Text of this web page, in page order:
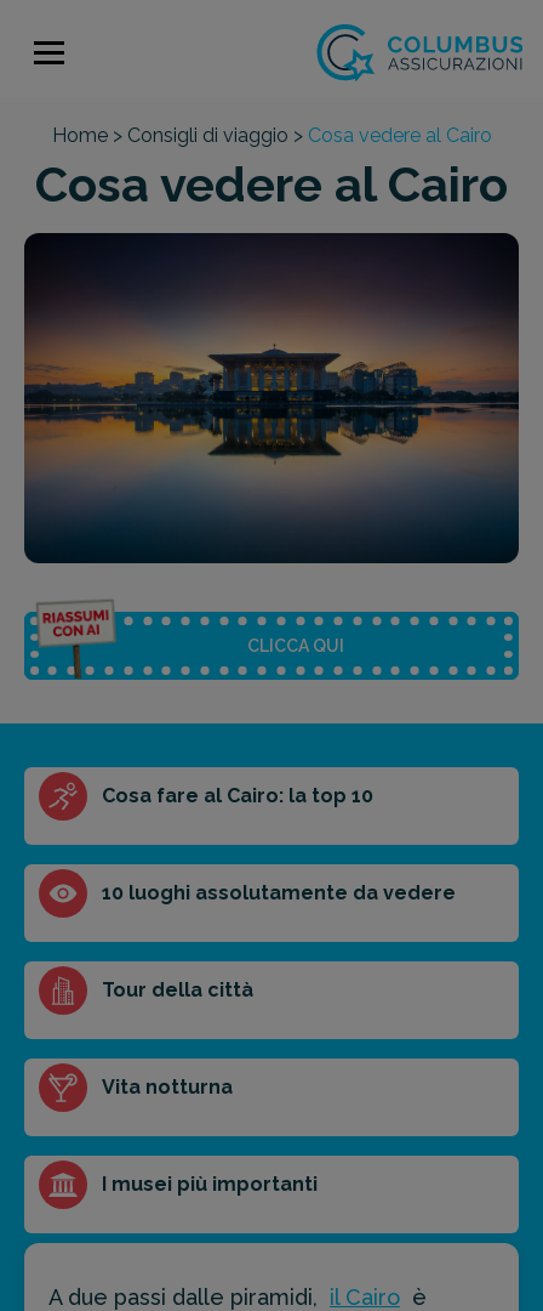
Home > Consigli di viaggio > Cosa vedere al Cairo
Cosa vedere al Cairo
CLICCA QUI
Riassunto dell'articolo
Scegli il formato del riassunto
Breve Medio Punti chiave
prossima destinazione di viaggio.
FAI PREVENTIVO
Cosa fare al Cairo: la top 10
10 luoghi assolutamente da vedere
Tour della città
Vita notturna
I musei più importanti
A due passi dalle piramidi, il Cairo è